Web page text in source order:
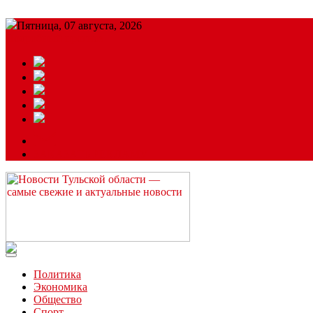
Пятница, 07 августа, 2026
Читайте последние новости дня в Тульской области на сайте
Политика
Экономика
Общество